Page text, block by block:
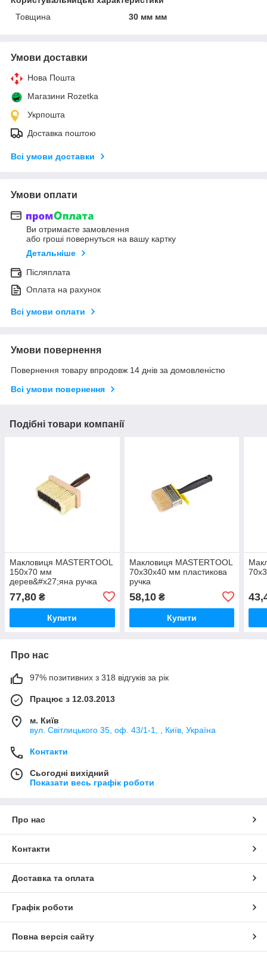
Товщина
30 мм мм
Умови доставки
Нова Пошта
Магазини Rozetka
Укрпошта
Доставка поштою
Всі умови доставки
Умови оплати
Ви отримаєте замовлення
або гроші повернуться на вашу картку
Детальніше
Післяплата
Оплата на рахунок
Всі умови оплати
Умови повернення
Повернення товару впродовж 14 днів за домовленістю
Всі умови повернення
Подібні товари компанії
Макловиця MASTERTOOL
150х70 мм
дерев&#x27;яна ручка
77,80 ₴
Купити
Макловиця MASTERTOOL
70х30х40 мм пластикова
ручка
58,10₴
Купити
Про нас
97% позитивних з 318 відгуків за рік
Працює з 12.03.2013
м. Київ
вул. Світлицького 35, оф. 43/1-1, , Київ, Україна
Контакти
Сьогодні вихідний
Показати весь графік роботи
Про нас
Контакти
Доставка та оплата
Графік роботи
Повна версія сайту